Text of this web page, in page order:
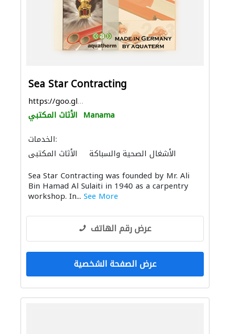
Sea Star Contracting
https://goo.gl/maps/RHL1ZuNneSTSAgvX9
الأثاث المكتبي Manama
الخدمات:
الأثاث المكتبي
الأشغال الصحية والسباكة
Sea Star Contracting was founded by Mr. Ali
Bin Hamad Al Sulaiti in 1940 as a carpentry
workshop. In... See More
عرض رقم الهاتف
عرض الصفحة الشخصية